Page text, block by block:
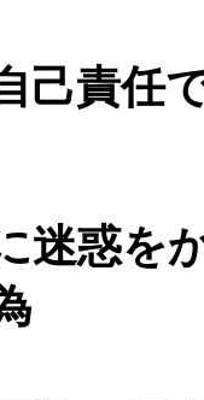
己責任
迷惑を